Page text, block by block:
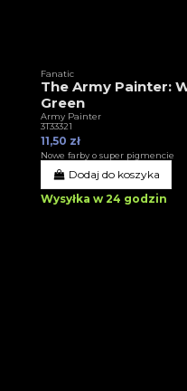
Fanatic
The Army Painter:
Green
Army Painter
3T33321
11,50 zł
Nowe farby o super pigmencie
Dodaj do koszyka
Wysyłka w 24 godzin